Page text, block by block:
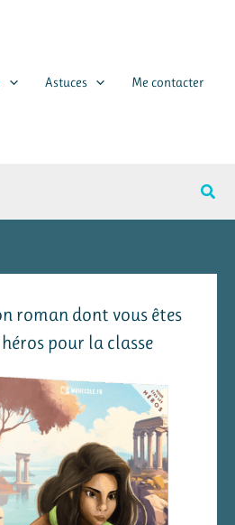
Astuces Me contacter
roman dont vous êtes
héros pour la classe